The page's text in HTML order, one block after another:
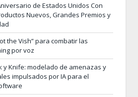
de Estados Unidos Con
Nuevos, Grandes Premios y
the Vish” para combatir las
por voz
y Knife: modelado de amenazas y
impulsados por IA para el